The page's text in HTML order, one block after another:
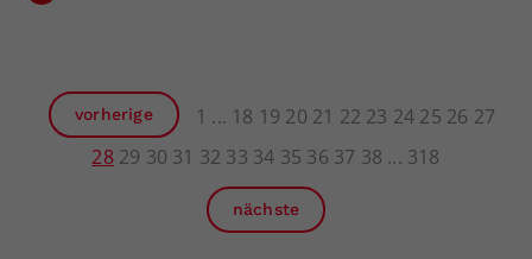
vorherige 1 18 19 20 21 22 23 24 25 26 27
28 29 30 31 32 33 34 35 36 37 38 318
nächste